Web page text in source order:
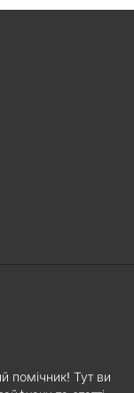
помічник! Тут ви